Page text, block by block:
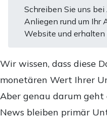
Schreiben Sie uns
Anliegen rund um Ihr
Website und
Wir wissen, dass diese
monetären Wert Ihrer
Aber genau darum geht
News bleiben primär